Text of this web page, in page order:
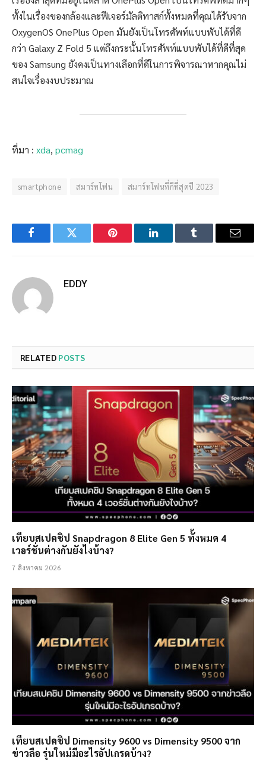
ทั้งในเรื่องของกล้องและฟีเจอร์มัลติทาสก์ทั้งหมดที่คุณได้รับจาก
OxygenOS OnePlus Open มันยังเป็นโทรศัพท์แบบพับได้ที่ดี
กว่า Galaxy Z Fold 5 แต่ถึงกระนั้นโทรศัพท์แบบพับได้ที่ดีที่สุด
ของ Samsung ยังคงเป็นทางเลือกที่ดีในการพิจารณาหากคุณไม่
สนใจเรื่องงบประมาณ
ที่มา : xda, pcmag
smartphone สมาร์ทโฟน สมาร์ทโฟนที่กีที่สุดปี 2023
FacebookTwitter Pinterest LinkedInTumblr Email
EDDY
RELATED POSTS
เทียบสเปคชิป Snapdragon 8 Elite Gen 5 ทั้งหมด 4
เวอร์ชั่นต่างกันยังไงบ้าง?
7 สิงหาคม 2026
เทียบสเปคชิป Dimensity 9600 vs Dimensity 9500 จาก
ข่าวลือ รุ่นใหม่มีอะไรอัปเกรดบ้าง?